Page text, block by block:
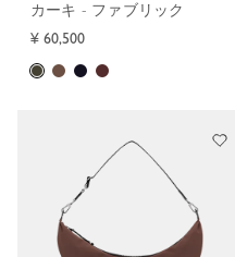
カーキ - ファブリック
¥ 60,500